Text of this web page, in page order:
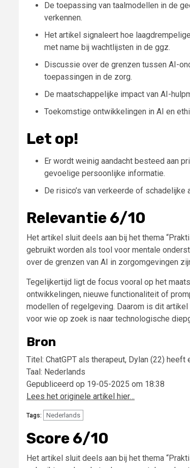
De toepassing van taalmodellen in de
verkennen.
Het artikel signaleert hoe
met name bij wachtlijsten in de ggz.
Discussie over de grenzen tussen AI-
toepassingen in de zorg.
De maatschappelijke impact van AI-
Toekomstige ontwikkelingen in AI en
Let op!
Er wordt weinig aandacht besteed aan
gevoelige persoonlijke informatie.
De risico’s van verkeerde of
Relevantie 6/10
Het artikel sluit deels aan bij het thema
gebruikt worden als tool voor mentale
over de grenzen van AI in zorgomgevingen
Tegelijkertijd ligt de focus vooral op het
ontwikkelingen, nieuwe functionaliteit of
modellen of regelgeving. Daarom is dit
voor wie op zoek is naar technologische
Bron
Titel: ChatGPT als therapeut, Dylan (22) heeft
Taal: Nederlands
Gepubliceerd op 19-05-2025 om 18:38
Lees het originele artikel hier…
Tags: Nederlands
Score 6/10
Het artikel sluit deels aan bij het thema